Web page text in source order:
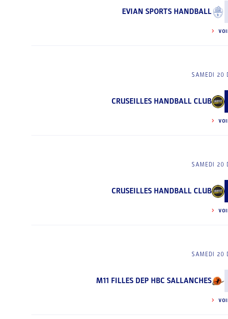
EVIAN SPORTS HANDBALL
SAMEDI 20
CRUSEILLES HANDBALL CLUB
SAMEDI 20
CRUSEILLES HANDBALL CLUB
SAMEDI 20
M11 FILLES DEP HBC SALLANCHES